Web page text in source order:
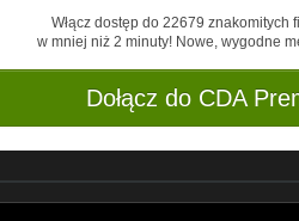
Włącz dostęp do 22679 znakomitych
w mniej niż 2 minuty! Nowe, wygodne
Dołącz do CDA